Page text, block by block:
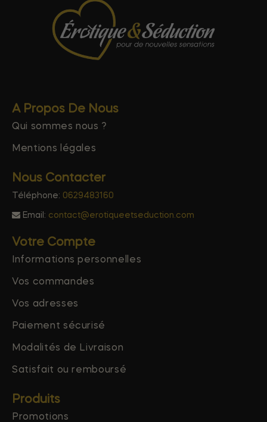
A Propos De Nous
Qui sommes nous ?
Mentions légales
Nous Contacter
Téléphone: 0629483160
Email: contact@erotiqueetseduction.com
Votre Compte
Informations personnelles
Vos commandes
Vos adresses
Paiement sécurisé
Modalités de Livraison
Satisfait ou remboursé
Produits
Promotions